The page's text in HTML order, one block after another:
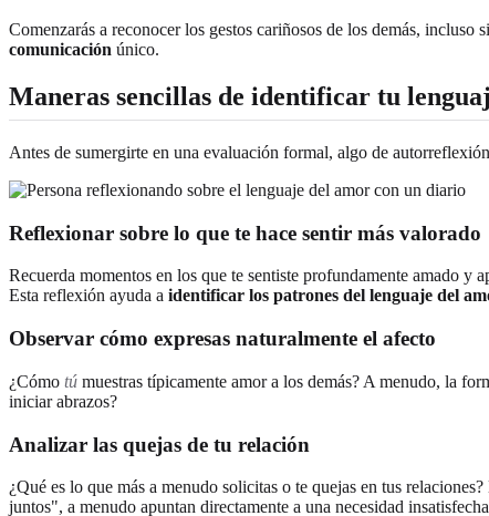
Comenzarás a reconocer los gestos cariñosos de los demás,
comunicación único.
Maneras sencillas de identificar tu
Antes de sumergirte en una evaluación formal, algo de
Reflexionar sobre lo que te hace sentir más valorado
Recuerda momentos en los que te sentiste profundamente amado y
Esta reflexión ayuda a identificar los patrones del lenguaje del
Observar cómo expresas naturalmente el afecto
¿Cómo tú muestras típicamente amor a los demás? A menudo, la
iniciar abrazos?
Analizar las quejas de tu relación
¿Qué es lo que más a menudo solicitas o te quejas en tus
juntos", a menudo apuntan directamente a una necesidad